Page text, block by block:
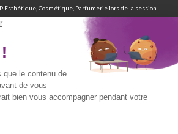
Esthétique, Cosmétique, Parfumerie lors de la session
des données déclaratives issues de deux sources : les
dans les dossiers élèves et les réponses au sondage
emailing entre juillet et août 2025.
d’ailleurs réussi les épreuves finales de la certification
vie. | 97 % de nos élèves ont trouvé un emploi six mois
certifiante d’auxiliaire de vie. | Deux ans après leur